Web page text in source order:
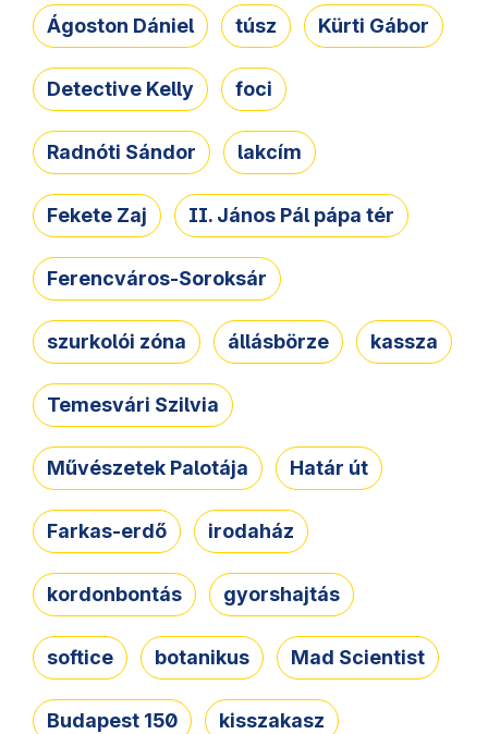
Ágoston Dániel túsz Kürti Gábor
Detective Kelly foci
Radnóti Sándor lakcím
Fekete Zaj II. János Pál pápa tér
Ferencváros-Soroksár
szurkolói zóna állásbörze kassza
Temesvári Szilvia
Művészetek Palotája Határ út
Farkas-erdő irodaház
kordonbontás gyorshajtás
softice botanikus Mad Scientist
Budapest 150 kisszakasz